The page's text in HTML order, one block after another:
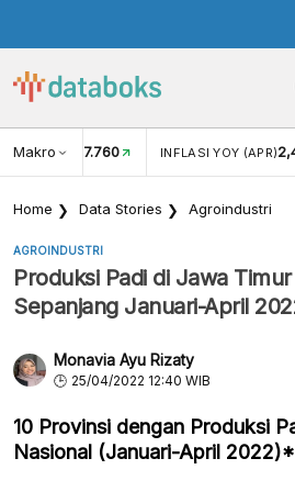
Makro
USD/IDR 17.760 INFLASI YOY (APR)
Home Data Stories Agroindustri
AGROINDUSTRI
Produksi Padi di Jawa
Sepanjang Januari-April
Monavia Ayu Rizaty
25/04/2022 12:40 WIB
10 Provinsi dengan Produksi
Nasional (Januari-April 2022)*